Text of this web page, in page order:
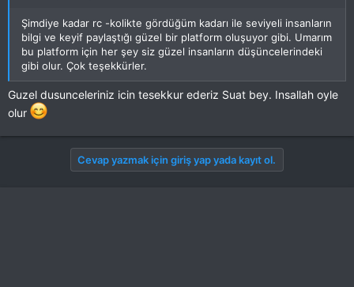
Şimdiye kadar rc -kolikte gördüğüm kadarı ile seviyeli insanların
bilgi ve keyif paylaştığı güzel bir platform oluşuyor gibi. Umarım
bu platform için her şey siz güzel insanların düşüncelerindeki
gibi olur. Çok teşekkürler.
Guzel dusunceleriniz icin tesekkur ederiz Suat bey. Insallah oyle
olur
Cevap yazmak için giriş yap yada kayıt ol.